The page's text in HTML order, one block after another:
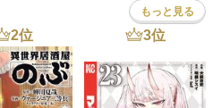
もっと見る
2位 3位